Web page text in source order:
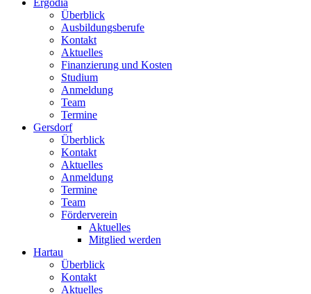
Überblick
Ausbildungsberufe
Kontakt
Aktuelles
Finanzierung und Kosten
Studium
Anmeldung
Team
Termine
Gersdorf
Überblick
Kontakt
Aktuelles
Anmeldung
Termine
Team
Förderverein
Aktuelles
Mitglied werden
Hartau
Überblick
Kontakt
Aktuelles